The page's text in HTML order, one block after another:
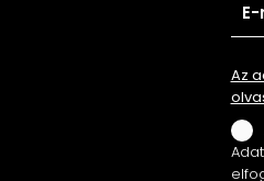
Az